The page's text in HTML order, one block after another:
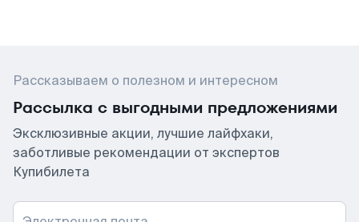
Рассказываем о полезном и интересном
Рассылка с выгодными предложениями
Эксклюзивные акции, лучшие лайфхаки,
заботливые рекомендации от экспертов
Купибилета